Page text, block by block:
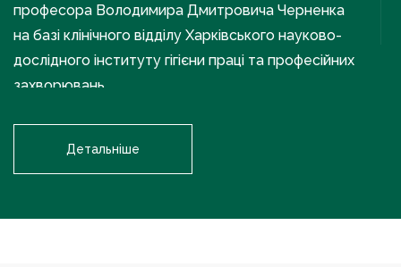
професора Володимира Дмитровича Черненка
на базі клінічного відділу Харківського науково-
дослідного інституту гігієни праці та професійних
захворювань.
Засновницею та першою завідувачкою кафедри
була доктор медичних наук, професорка Інна
Федорівна Костюк, яка очолювала кафедру у
Детальніше